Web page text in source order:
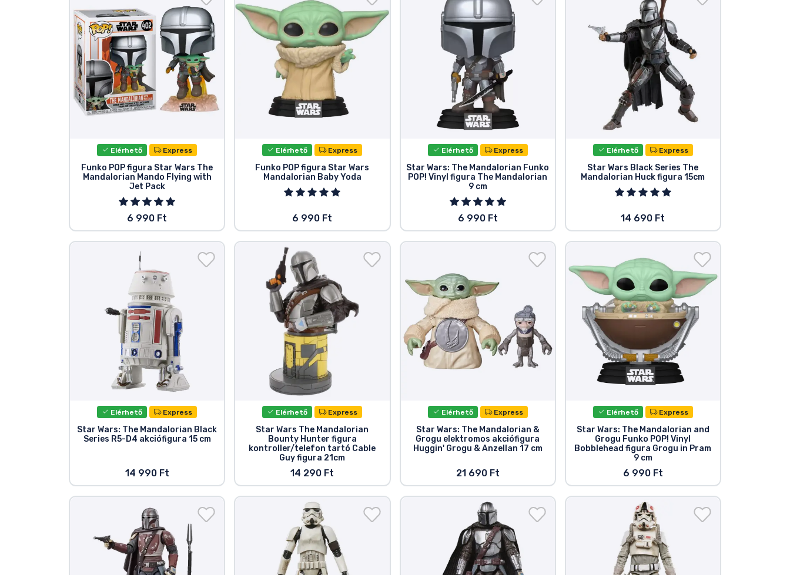
Elérhető Express
Funko POP figura Star Wars The
Mandalorian Mando Flying with
Jet Pack
6 990 Ft
Elérhető Express
Funko POP figura Star Wars
Mandalorian Baby Yoda
6 990 Ft
Elérhető Express
Star Wars: The Mandalorian Funko
POP! Vinyl figura The Mandalorian
9 cm
6 990 Ft
Elérhető Express
Star Wars Black Series The
Mandalorian Huck figura 15cm
14 690 Ft
Elérhető Express
Star Wars: The Mandalorian Black
Series R5-D4 akciófigura 15 cm
14 990 Ft
Elérhető Express
Star Wars The Mandalorian
Bounty Hunter figura
kontroller/telefon tartó Cable
Guy figura 21cm
14 290 Ft
Elérhető Express
Star Wars: The Mandalorian &
Grogu elektromos akciófigura
Huggin' Grogu & Anzellan 17 cm
21 690 Ft
Elérhető Express
Star Wars: The Mandalorian and
Grogu Funko POP! Vinyl
Bobblehead figura Grogu in Pram
9 cm
6 990 Ft
Szállítás és fizetés
Sorozatos cuccok
Filmes cuccok
Mesés cuccok
Animés cuccok
Gamer cuccok
Zenés cuccok